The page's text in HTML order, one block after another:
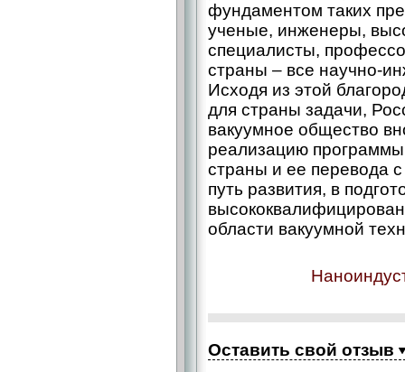
фундаментом таких
ученые, инженеры,
специалисты,
страны – все научно-
Исходя из этой
для страны задачи,
вакуумное общество
реализацию
страны и ее перевода
путь развития, в
области вакуумной
Оставить свой отзыв